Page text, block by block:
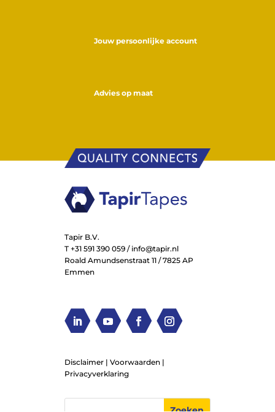
Jouw persoonlijke account
Advies op maat
Tapir B.V.
T+31 591 390 059 / info@tapir.nl
Roald Amundsenstraat 11 / 7825 AP
Emmen
Disclaimer |Voorwaarden |
Privacyverklaring